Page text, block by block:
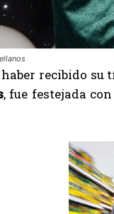
haber recibido su
, fue festejada